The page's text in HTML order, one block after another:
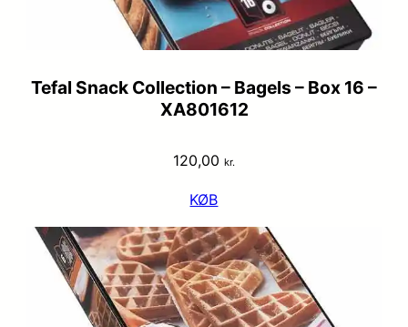
Tefal Snack Collection – Bagels – Box 16 –
XA801612
120,00 kr.
KØB